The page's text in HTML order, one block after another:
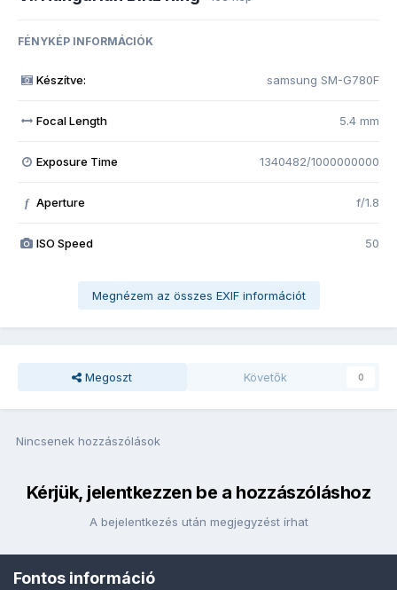
FÉNYKÉP INFORMÁCIÓK
Készítve: samsung SM-G780F
Focal Length 5.4 mm
Exposure Time 1340482/1000000000
f Aperture f/1.8
ISO Speed 50
Megnézem az összes EXIF információt
Megoszt Követők 0
Nincsenek hozzászólások
Kérjük, jelentkezzen be a hozzászóláshoz
A bejelentkezés után megjegyzést írhat
Fontos információ